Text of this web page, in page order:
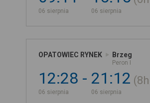
06 sierpnia 06 sierpnia
OPATOWIEC RYNEK Brzeg
Peron I
12:28
06 sierpnia
21:12
06 sierpnia
8h